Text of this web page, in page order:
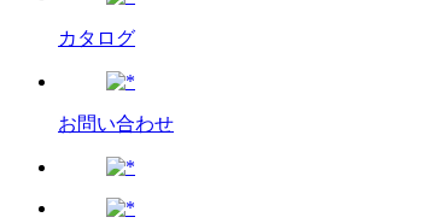
カタログ
お問い合わせ